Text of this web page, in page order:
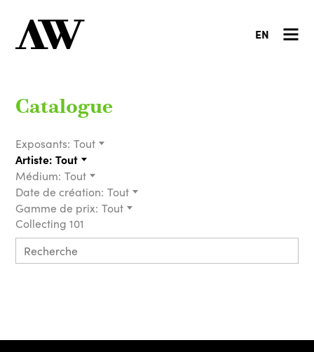
EN
Catalogue
Exposants: Tout
Artiste: Tout
Médium: Tout
Date de création: Tout
Gamme de prix: Tout
Collecting 101